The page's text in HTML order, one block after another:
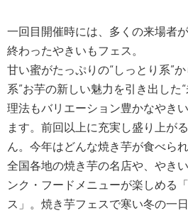
一回目開催時には、多くの来場者
終わったやきいもフェス。
甘い蜜がたっぷりの“しっとり系”
系”お芋の新しい魅力を引き出した
理法もバリエーション豊かなやき
ます。前回以上に充実し盛り上が
ん。今年はどんな焼き芋が食べら
全国各地の焼き芋の名店や、やき
ンク・フードメニューが楽しめる
ス」。焼き芋フェスで寒い冬の一